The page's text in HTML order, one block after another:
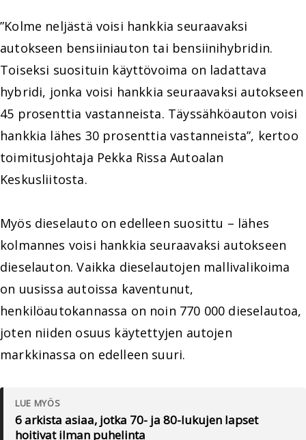
”Kolme neljästä voisi hankkia seuraavaksi
autokseen bensiiniauton tai bensiinihybridin.
Toiseksi suosituin käyttövoima on ladattava
hybridi, jonka voisi hankkia seuraavaksi autokseen
45 prosenttia vastanneista. Täyssähköauton voisi
hankkia lähes 30 prosenttia vastanneista”, kertoo
toimitusjohtaja Pekka Rissa Autoalan
Keskusliitosta.
Myös dieselauto on edelleen suosittu – lähes
kolmannes voisi hankkia seuraavaksi autokseen
dieselauton. Vaikka dieselautojen mallivalikoima
on uusissa autoissa kaventunut,
henkilöautokannassa on noin 770 000 dieselautoa,
joten niiden osuus käytettyjen autojen
markkinassa on edelleen suuri.
LUE MYÖS
6 arkista asiaa, jotka 70- ja 80-lukujen lapset
hoitivat ilman puhelinta